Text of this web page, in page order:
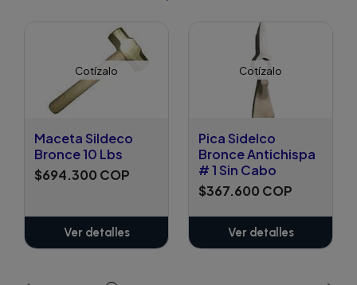
Cotízalo
Maceta Sildeco
Bronce 10 Lbs
$694.300 COP
Ver detalles
Cotízalo
Pica Sidelco
Bronce Antichispa
# 1 Sin Cabo
$367.600 COP
Ver detalles